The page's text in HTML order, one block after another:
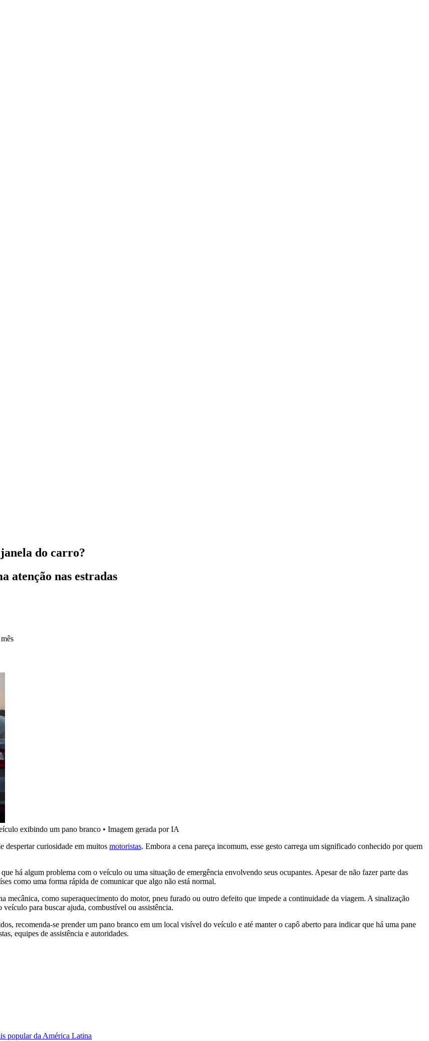
do carro?
atenção nas estradas
exibindo um pano branco • Imagem gerada por IA
despertar curiosidade em muitos motoristas. Embora a cena pareça incomum, esse gesto carrega um significado conhecido por quem
há algum problema com o veículo ou uma situação de emergência envolvendo seus ocupantes. Apesar de não fazer parte das
como uma forma rápida de comunicar que algo não está normal.
mecânica, como superaquecimento do motor, pneu furado ou outro defeito que impede a continuidade da viagem. A sinalização
para buscar ajuda, combustível ou assistência.
recomenda-se prender um pano branco em um local visível do veículo e até manter o capô aberto para indicar que há uma pane
equipes de assistência e autoridades.
popular da América Latina